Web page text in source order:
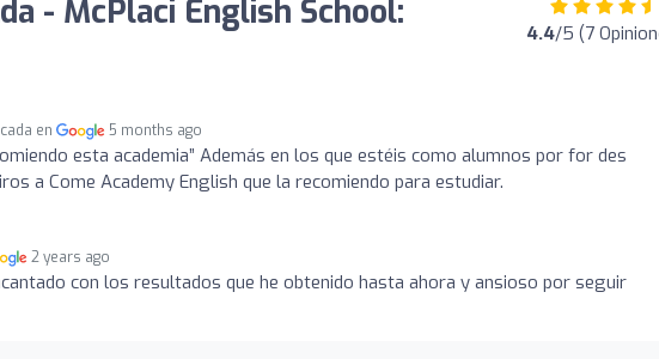
- McPlaci English School:
4.4/5 (7
en 5 months ago
esta academia” Además en los que estéis como alumnos por for des
a Come Academy English que la recomiendo para estudiar.
2 years ago
con los resultados que he obtenido hasta ahora y ansioso por seguir